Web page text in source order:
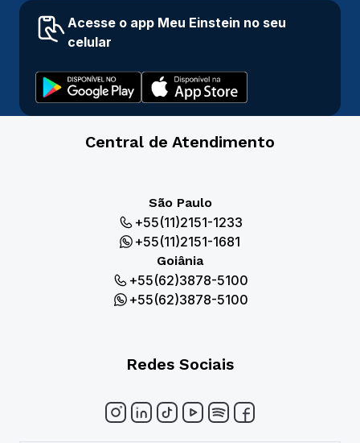
Acesse o app Meu Einstein no seu
celular
Central de Atendimento
São Paulo
+55(11)2151-1233
+55(11)2151-1681
Goiânia
+55(62)3878-5100
+55(62)3878-5100
Redes Sociais